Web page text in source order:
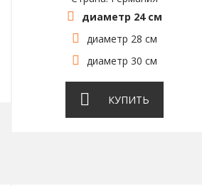
диаметр 24 см
диаметр 28 см
диаметр 30 см
КУПИТЬ